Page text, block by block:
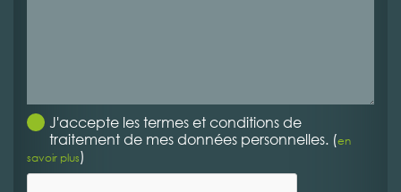
J'accepte les termes et conditions de
traitement de mes données personnelles. (en
savoir plus)